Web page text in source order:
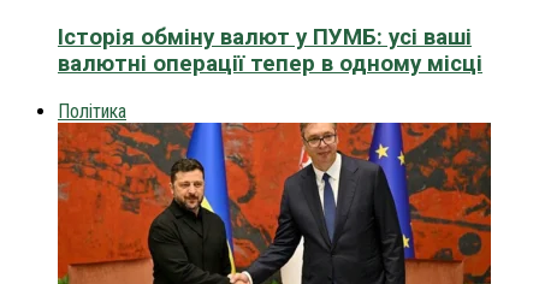
Історія обміну валют у ПУМБ: усі ваші
валютні операції тепер в одному місці
Політика